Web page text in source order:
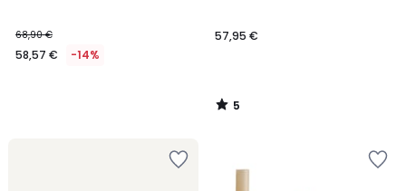
68,90 €
58,57 € -14%
57,95 €
5
/